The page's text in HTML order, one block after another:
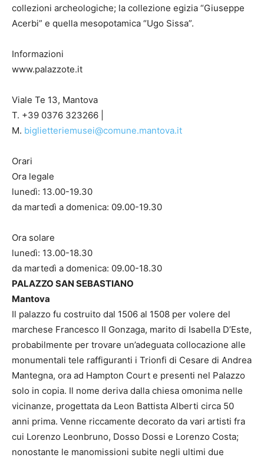
collezioni archeologiche; la collezione egizia “Giuseppe
Acerbi” e quella mesopotamica “Ugo Sissa”.
Informazioni
www.palazzote.it
Viale Te 13, Mantova
T. +39 0376 323266 |
M. biglietteriemusei@comune.mantova.it
Orari
Ora legale
lunedì: 13.00-19.30
da martedì a domenica: 09.00-19.30
Ora solare
lunedì: 13.00-18.30
da martedì a domenica: 09.00-18.30
PALAZZO SAN SEBASTIANO
Mantova
Il palazzo fu costruito dal 1506 al 1508 per volere del
marchese Francesco II Gonzaga, marito di Isabella D’Este,
probabilmente per trovare un’adeguata collocazione alle
monumentali tele raffiguranti i Trionfi di Cesare di Andrea
Mantegna, ora ad Hampton Court e presenti nel Palazzo
solo in copia. Il nome deriva dalla chiesa omonima nelle
vicinanze, progettata da Leon Battista Alberti circa 50
anni prima. Venne riccamente decorato da vari artisti fra
cui Lorenzo Leonbruno, Dosso Dossi e Lorenzo Costa;
nonostante le manomissioni subite negli ultimi due